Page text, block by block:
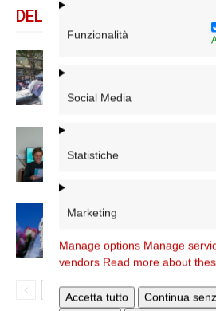
Funzionalità
Social Media
Statistiche
Marketing
Manage options Manage
vendors Read more about
Accetta tutto
Continua
DELLO STESSO AUTORE
Scienze
dell’Istituto
Dal 28 al 31